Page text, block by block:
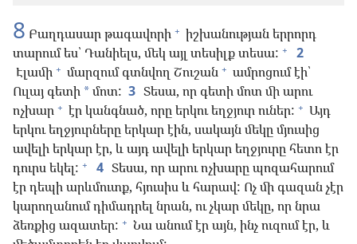
8 Բաղդասար թագավորի + իշխանության երրորդ
տարում ես՝ Դանիելս, մեկ այլ տեսիլք տեսա: +
2
Էլամի + մարզում գտնվող Շուշան + ամրոցում էի՝
Ուլայ գետի *մոտ: 3 Տեսա, որ գետի մոտ մի արու
ոչխար + էր կանգնած, որը երկու եղջյուր ուներ: + Այդ
երկու եղջյուրները երկար էին, սակայն մեկը մյուսից
ավելի երկար էր, և այդ ավելի երկար եղջյուրը հետո էր
դուրս եկել: + 4 Տեսա, որ արու ոչխարը պոզահարում
էր դեպի արևմուտք, հյուսիս և հարավ: Ոչ մի գազան չէր
կարողանում դիմադրել նրան, ու չկար մեկը, որ նրա
ձեռքից ազատեր: + Նա անում էր այն, ինչ ուզում էր, և